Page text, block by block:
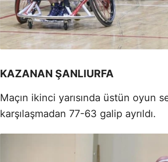
KAZANAN ŞANLIURFA
Maçın ikinci yarısında üstün oyun
karşılaşmadan 77-63 galip ayrıldı.